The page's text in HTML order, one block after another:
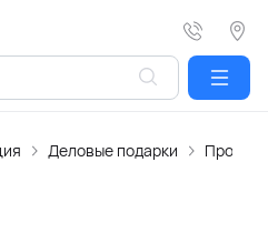
Деловые подарки